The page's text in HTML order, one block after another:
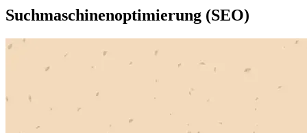
Suchmaschinenoptimierung (SEO)